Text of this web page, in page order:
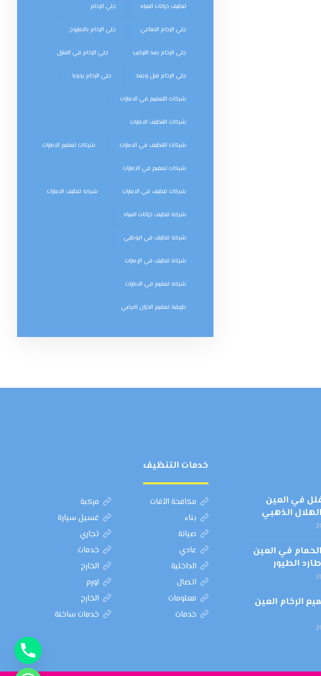
تنظيف خزانات المياه جلي الرخام
جلي الرخام الصناعي جلي الرخام بالصاروخ
جلي الرخام بعد التركيب جلي الرخام في المنزل
جلي الرخام قبل وبعد جلي الرخام يدويا
شركات التعقيم في الامارات
شركات التنظيف الامارات
شركات التنظيف في الامارات شركات تعقيم الامارات
شركات تعقيم في الامارات
شركات تنظيف في الامارات شركة تنظيف الامارات
شركة تنظيف خزانات المياه
شركة تنظيف في ابوظبي
شركة تنظيف في الإمارات
شركه تعقيم في الامارات
طريقة تعقيم الخزان الارضي
في العين
في العين
الرخام العين
خدمات التنظيف
مكافحة الآفات
مركبة
بناء
غسيل سيارة
صيانة
تجاري
عادي
خدمات
الداخلية
الخارج
اتصال
لورم
معلومات
الخارج
خدمات
خدمات ساخنة